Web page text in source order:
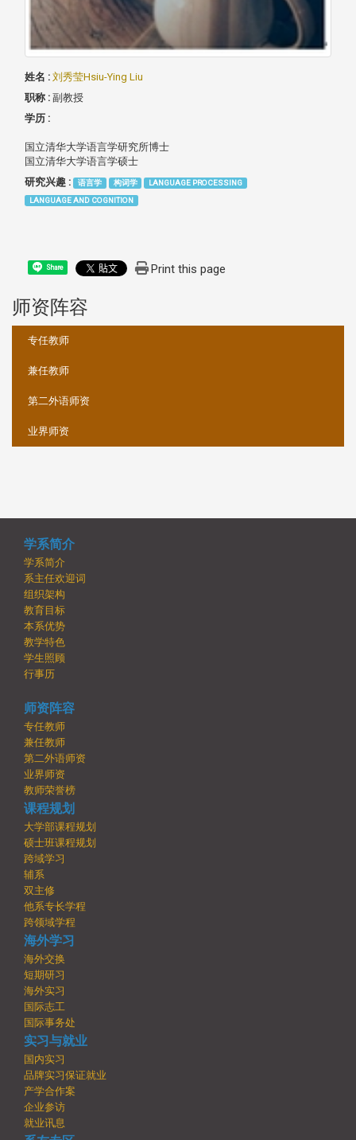
姓名 : 刘秀莹Hsiu-Ying Liu
职称 : 副教授
学历 :
国立清华大学语言学研究所博士
国立清华大学语言学硕士
研究兴趣 :
语言学 构词学
LANGUAGE PROCESSING
LANGUAGE AND COGNITION
Share Print this page
师资阵容
专任教师
兼任教师
第二外语师资
业界师资
学系简介
学系简介
系主任欢迎词
组织架构
教育目标
本系优势
教学特色
学生照顾
行事历
师资阵容
专任教师
兼任教师
第二外语师资
业界师资
教师荣誉榜
课程规划
大学部课程规划
硕士班课程规划
跨域学习
辅系
双主修
他系专长学程
跨领域学程
海外学习
海外交换
短期研习
海外实习
国际志工
国际事务处
实习与就业
国内实习
品牌实习保证就业
产学合作案
企业参访
就业讯息